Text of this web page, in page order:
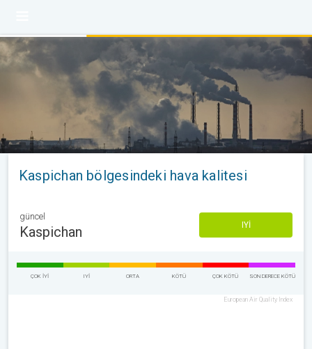
Kaspichan bölgesindeki hava kalitesi
güncel
Kaspichan IYI
ÇOK IYI IYI ORTA KÖTÜ ÇOK KÖTÜ SON DERECE KÖTÜ
European Air Quality Index